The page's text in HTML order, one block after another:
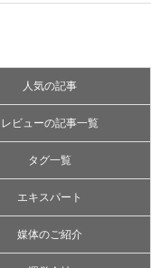
人気の記事
レビューの記事一覧
タグ一覧
エキスパート
媒体のご紹介